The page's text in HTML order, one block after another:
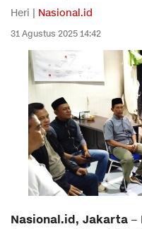
Heri | Nasional.id
31 Agustus 2025 14:42
Nasional.id, Jakarta –